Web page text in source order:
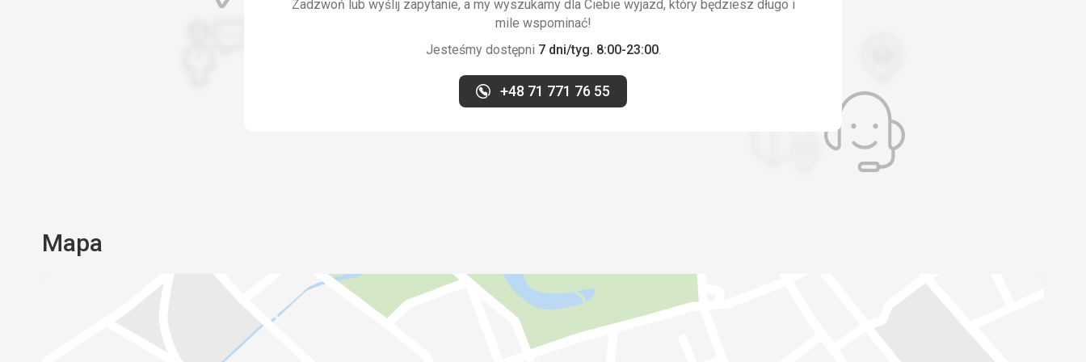
Zadzwoń lub wyślij zapytanie, a my wyszukamy dla Ciebie wyjazd, który będziesz długo i
mile wspominać!
Jesteśmy dostępni 7 dni/tyg. 8:00-23:00.
+48 71 771 76 55
Mapa